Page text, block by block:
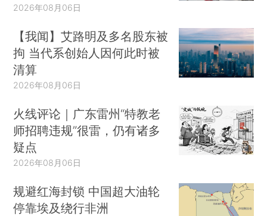
2026年08月06日
【我闻】艾路明及多名股东被
拘 当代系创始人因何此时被
清算
2026年08月06日
火线评论｜广东雷州“特教老
师招聘违规”很雷，仍有诸多
疑点
2026年08月06日
规避红海封锁 中国超大油轮
停靠埃及绕行非洲